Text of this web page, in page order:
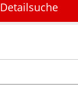
Detailsuche